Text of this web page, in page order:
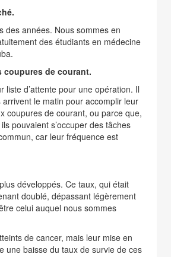
des années. Nous sommes en
des étudiants en médecine
coupures de courant.
d’attente pour une opération. Il
le matin pour accomplir leur
coupures de courant, ou parce que,
pouvaient s’occuper des tâches
car leur fréquence est
développés. Ce taux, qui était
doublé, dépassant légèrement
celui auquel nous sommes
de cancer, mais leur mise en
baisse du taux de survie de ces